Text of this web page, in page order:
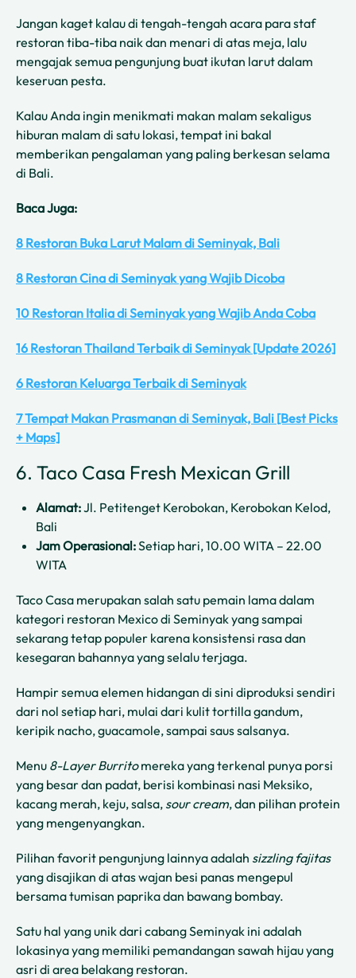
Jangan kaget kalau di tengah-tengah acara para staf
restoran tiba-tiba naik dan menari di atas meja, lalu
mengajak semua pengunjung buat ikutan larut dalam
keseruan pesta.
Kalau Anda ingin menikmati makan malam sekaligus
hiburan malam di satu lokasi, tempat ini bakal
memberikan pengalaman yang paling berkesan selama
di Bali.
Baca Juga:
8 Restoran Buka Larut Malam di Seminyak, Bali
8 Restoran Cina di Seminyak yang Wajib Dicoba
10 Restoran Italia di Seminyak yang Wajib Anda Coba
16 Restoran Thailand Terbaik di Seminyak [Update 2026]
6 Restoran Keluarga Terbaik di Seminyak
7 Tempat Makan Prasmanan di Seminyak, Bali [Best Picks
+ Maps]
6. Taco Casa Fresh Mexican Grill
Alamat:Jl. Petitenget Kerobokan, Kerobokan Kelod,
Bali
Jam Operasional:Setiap hari, 10.00 WITA – 22.00
WITA
Taco Casa merupakan salah satu pemain lama dalam
kategori restoran Mexico di Seminyak yang sampai
sekarang tetap populer karena konsistensi rasa dan
kesegaran bahannya yang selalu terjaga.
Hampir semua elemen hidangan di sini diproduksi sendiri
dari nol setiap hari, mulai dari kulit tortilla gandum,
keripik nacho, guacamole, sampai saus salsanya.
Menu 8-Layer Burritomereka yang terkenal punya porsi
yang besar dan padat, berisi kombinasi nasi Meksiko,
kacang merah, keju, salsa, sour cream, dan pilihan protein
yang mengenyangkan.
Pilihan favorit pengunjung lainnya adalah sizzling fajitas
yang disajikan di atas wajan besi panas mengepul
bersama tumisan paprika dan bawang bombay.
Satu hal yang unik dari cabang Seminyak ini adalah
lokasinya yang memiliki pemandangan sawah hijau yang
asri di area belakang restoran.